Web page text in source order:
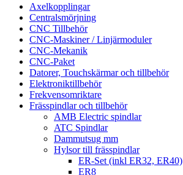
Axelkopplingar
Centralsmörjning
CNC Tillbehör
CNC-Maskiner / Linjärmoduler
CNC-Mekanik
CNC-Paket
Datorer, Touchskärmar och tillbehör
Elektroniktillbehör
Frekvensomriktare
Frässpindlar och tillbehör
AMB Electric spindlar
ATC Spindlar
Dammutsug mm
Hylsor till frässpindlar
ER-Set (inkl ER32, ER40)
ER8